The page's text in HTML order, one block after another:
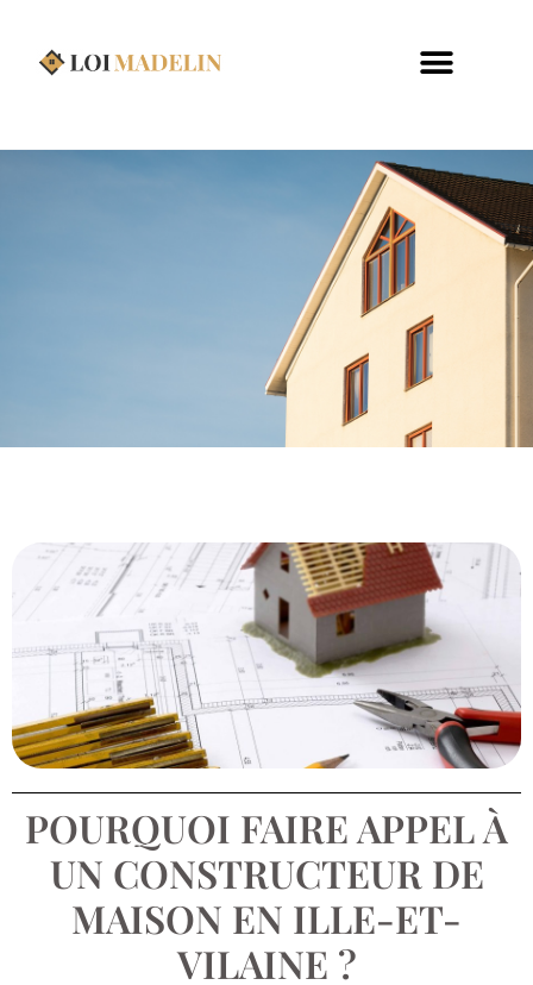
POURQUOI FAIRE APPEL À
UN CONSTRUCTEUR DE
MAISON EN ILLE-ET-
VILAINE ?